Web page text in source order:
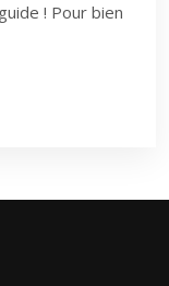
! Pour bien